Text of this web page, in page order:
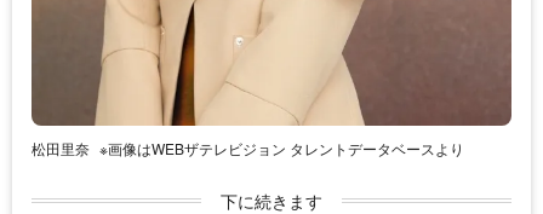
松田里奈 ※画像はWEBザテレビジョン タレントデータベースより
下に続きます